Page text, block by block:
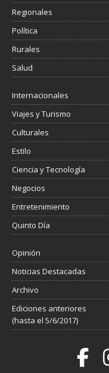
Regionales
Política
Rurales
Salud
Internacionales
Viajes y Turismo
Culturales
Estilo
Ciencia y Tecnología
Negocios
Entretenimiento
Quinto Día
Opinión
Noticias Destacadas
Archivo
Ediciones anteriores
(hasta el 5/6/2017)